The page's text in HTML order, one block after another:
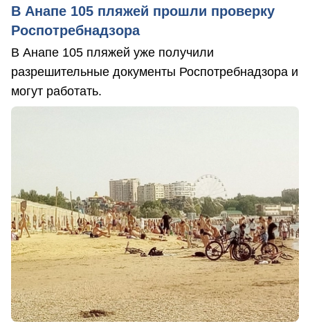
В Анапе 105 пляжей прошли проверку
Роспотребнадзора
В Анапе 105 пляжей уже получили
разрешительные документы Роспотребнадзора и
могут работать.